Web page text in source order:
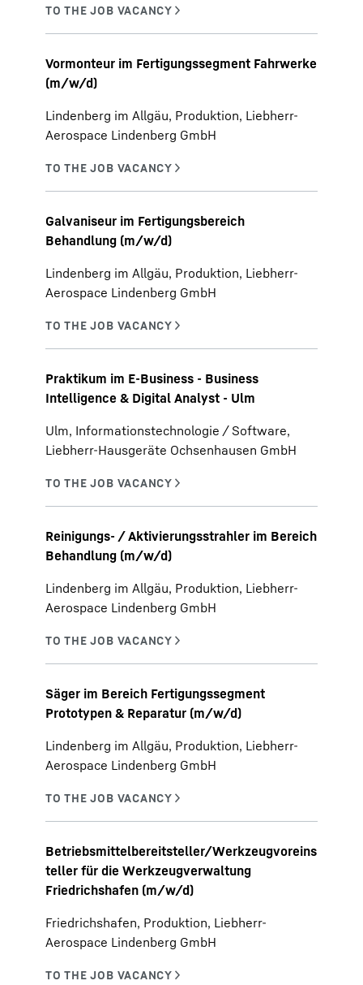
Vormonteur im Fertigungssegment Fahrwerke
(m/w/d)
Lindenberg im Allgäu, Produktion, Liebherr-
Aerospace Lindenberg GmbH
Galvaniseur im Fertigungsbereich
Behandlung (m/w/d)
Lindenberg im Allgäu, Produktion, Liebherr-
Aerospace Lindenberg GmbH
Praktikum im E-Business - Business
Intelligence & Digital Analyst - Ulm
Ulm, Informationstechnologie / Software,
Liebherr-Hausgeräte Ochsenhausen GmbH
Reinigungs- / Aktivierungsstrahler im Bereich
Behandlung (m/w/d)
Lindenberg im Allgäu, Produktion, Liebherr-
Aerospace Lindenberg GmbH
Säger im Bereich Fertigungssegment
Prototypen & Reparatur (m/w/d)
Lindenberg im Allgäu, Produktion, Liebherr-
Aerospace Lindenberg GmbH
Betriebsmittelbereitsteller/Werkzeugvoreins
teller für die Werkzeugverwaltung
Friedrichshafen (m/w/d)
Friedrichshafen, Produktion, Liebherr-
Aerospace Lindenberg GmbH